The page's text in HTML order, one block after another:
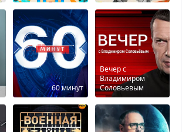
60 минут
Вечер с
Владимиром
Соловьевым